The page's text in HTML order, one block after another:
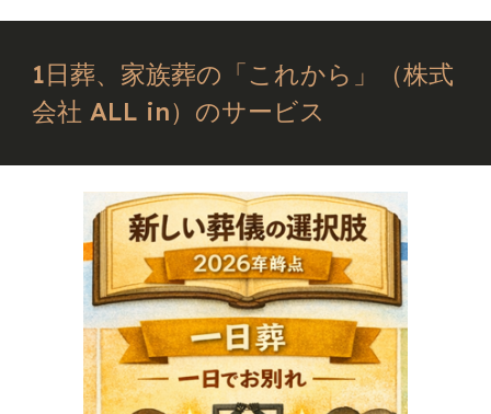
1日葬、家族葬の「これから」（株式
会社 ALL in）のサービス